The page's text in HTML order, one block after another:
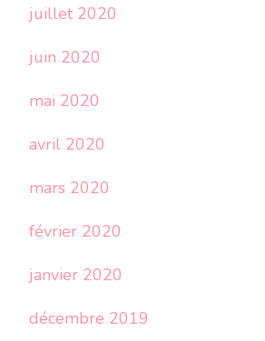
juillet 2020
juin 2020
mai 2020
avril 2020
mars 2020
février 2020
janvier 2020
décembre 2019